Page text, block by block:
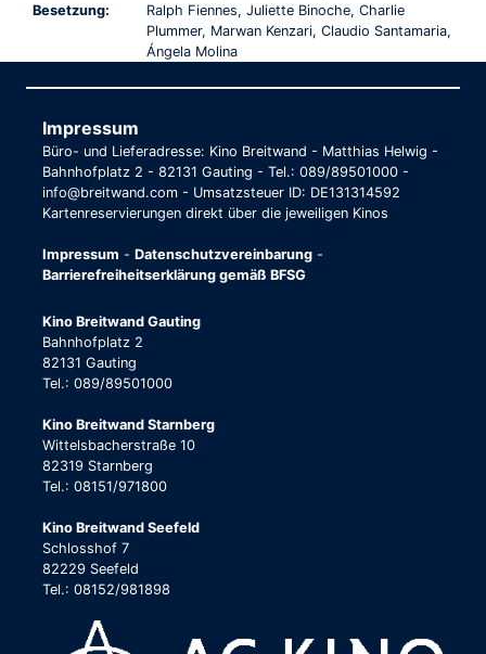
Besetzung:
Ralph Fiennes, Juliette Binoche, Charlie
Plummer, Marwan Kenzari, Claudio Santamaria,
Ángela Molina
Impressum
Büro- und Lieferadresse: Kino Breitwand - Matthias Helwig -
Bahnhofplatz 2 - 82131 Gauting - Tel.: 089/89501000 -
info@breitwand.com - Umsatzsteuer ID: DE131314592
Kartenreservierungen direkt über die jeweiligen Kinos
Impressum - Datenschutzvereinbarung -
Barrierefreiheitserklärung gemäß BFSG
Kino Breitwand Gauting
Bahnhofplatz 2
82131 Gauting
Tel.: 089/89501000
Kino Breitwand Starnberg
Wittelsbacherstraße 10
82319 Starnberg
Tel.: 08151/971800
Kino Breitwand Seefeld
Schlosshof 7
82229 Seefeld
Tel.: 08152/981898